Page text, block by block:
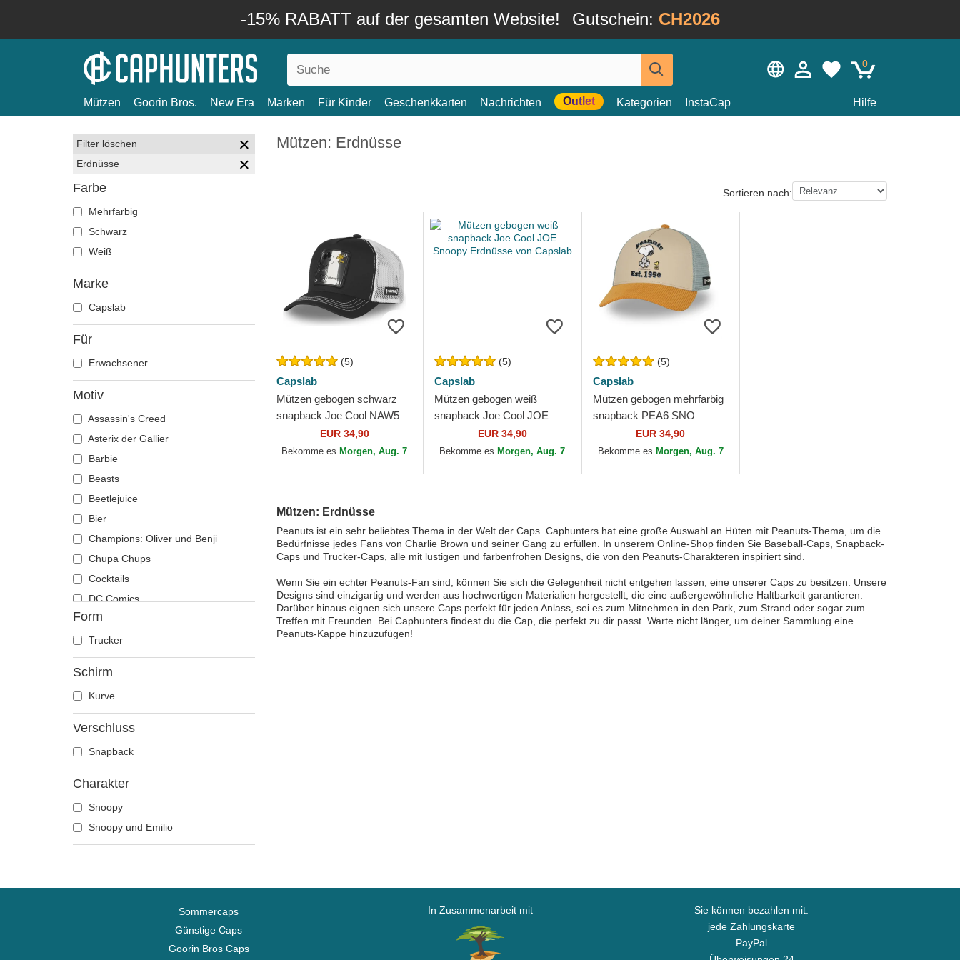
-15% RABATT auf der gesamten Website! Gutschein: CH2026
0
Mützen Goorin Bros. New Era Marken Für Kinder Geschenkkarten Nachrichten Outlet Kategorien InstaCap Hilfe
Filter löschen
Erdnüsse
Farbe
Mehrfarbig
Schwarz
Weiß
Marke
Capslab
Für
Erwachsener
Motiv
Assassin's Creed
Asterix der Gallier
Barbie
Beasts
Beetlejuice
Bier
Champions: Oliver und Benji
Chupa Chups
Cocktails
DC Comics
Der Herr der Ringe
Die Schlümpfe
Disney
Dragon Ball
Erdnüsse
Harry Potter
Hip Hop Dogz
Form
Trucker
Schirm
Kurve
Verschluss
Snapback
Charakter
Snoopy
Snoopy und Emilio
Mützen: Erdnüsse
Sortieren nach:
(5)
Capslab
Mützen gebogen schwarz
snapback Joe Cool NAW5
Snoopy Erdnüsse von
Capslab
EUR 34,90
Bekomme es Morgen, Aug. 7
(5)
Capslab
Mützen gebogen weiß
snapback Joe Cool JOE
Snoopy Erdnüsse von
Capslab
EUR 34,90
Bekomme es Morgen, Aug. 7
(5)
Capslab
Mützen gebogen mehrfarbig
snapback PEA6 SNO
Snoopy und Emilio Erdnüsse
von Capslab
EUR 34,90
Bekomme es Morgen, Aug. 7
Mützen: Erdnüsse
Peanuts ist ein sehr beliebtes Thema in der Welt der Caps. Caphunters hat eine große Auswahl an Hüten mit Peanuts-Thema, um die
Bedürfnisse jedes Fans von Charlie Brown und seiner Gang zu erfüllen. In unserem Online-Shop finden Sie Baseball-Caps, Snapback-
Caps und Trucker-Caps, alle mit lustigen und farbenfrohen Designs, die von den Peanuts-Charakteren inspiriert sind.
Wenn Sie ein echter Peanuts-Fan sind, können Sie sich die Gelegenheit nicht entgehen lassen, eine unserer Caps zu besitzen. Unsere
Designs sind einzigartig und werden aus hochwertigen Materialien hergestellt, die eine außergewöhnliche Haltbarkeit garantieren.
Darüber hinaus eignen sich unsere Caps perfekt für jeden Anlass, sei es zum Mitnehmen in den Park, zum Strand oder sogar zum
Treffen mit Freunden. Bei Caphunters findest du die Cap, die perfekt zu dir passt. Warte nicht länger, um deiner Sammlung eine
Peanuts-Kappe hinzuzufügen!
Sommercaps
Günstige Caps
Goorin Bros Caps
In Zusammenarbeit mit
Sie können bezahlen mit:
jede Zahlungskarte
PayPal